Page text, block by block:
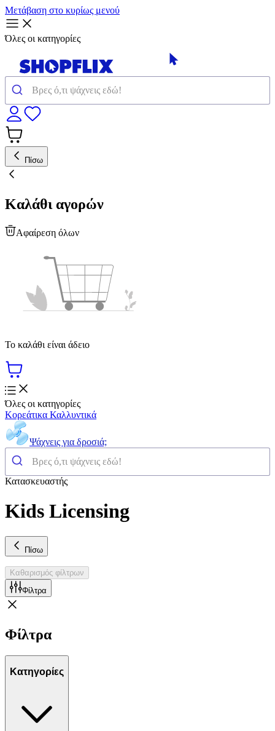
Μετάβαση στο κυρίως μενού
Όλες οι κατηγορίες
Πίσω
Καλάθι αγορών
Αφαίρεση όλων
Το καλάθι είναι άδειο
Όλες οι κατηγορίες
Κορεάτικα Καλλυντικά
Ψάχνεις για δροσιά;
Κατασκευαστής
Kids Licensing
Πίσω
Καθαρισμός φίλτρων
Φίλτρα
Φίλτρα
Κατηγορίες